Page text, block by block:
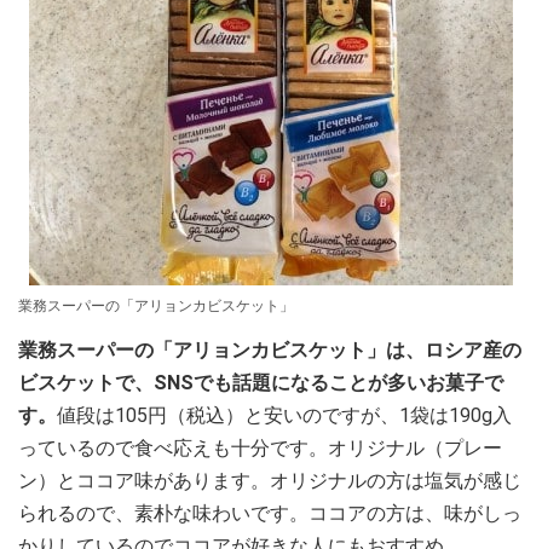
業務スーパーの「アリョンカビスケット」
業務スーパーの「アリョンカビスケット」は、ロシア産の
ビスケットで、SNSでも話題になることが多いお菓子で
す。 値段は105円（税込）と安いのですが、1袋は190g入
っているので食べ応えも十分です。オリジナル（プレー
ン）とココア味があります。オリジナルの方は塩気が感じ
られるので、素朴な味わいです。ココアの方は、味がしっ